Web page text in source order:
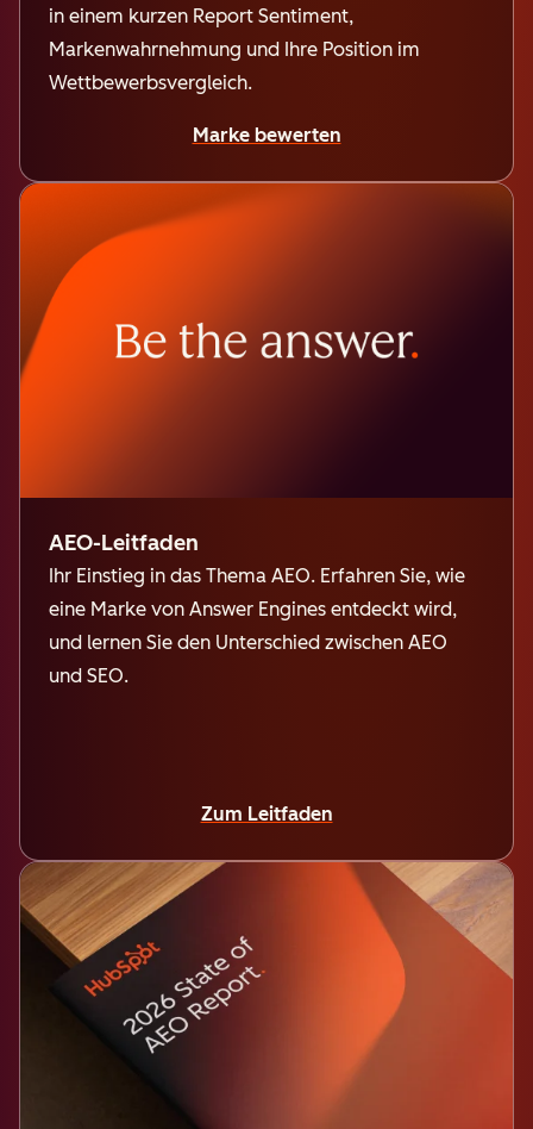
in einem kurzen Report Sentiment,
Markenwahrnehmung und Ihre Position im
Wettbewerbsvergleich.
Marke bewerten
AEO-Leitfaden
Ihr Einstieg in das Thema AEO. Erfahren Sie, wie
eine Marke von Answer Engines entdeckt wird,
und lernen Sie den Unterschied zwischen AEO
und SEO.
Zum Leitfaden